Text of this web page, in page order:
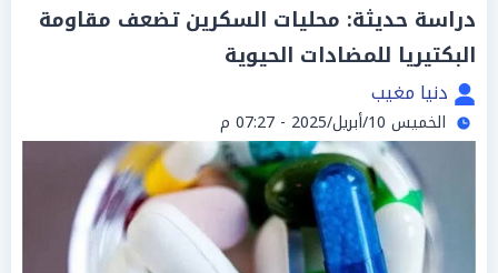
دراسة حديثة: محليات السكرين تضعف مقاومة
البكتيريا للمضادات الحيوية
دنيا مغيب
الخميس 10/أبريل/2025 - 07:27 م